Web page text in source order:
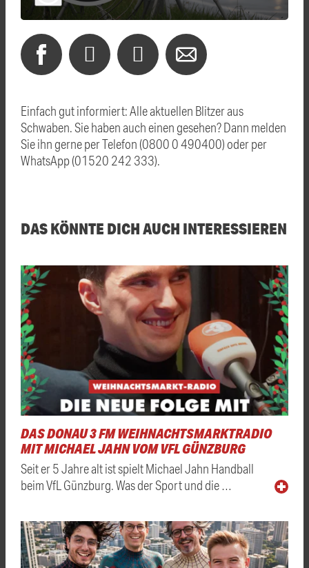
Einfach gut informiert: Alle aktuellen Blitzer aus
Schwaben. Sie haben auch einen gesehen? Dann melden
Sie ihn gerne per Telefon (0800 0 490400) oder per
WhatsApp (01520 242 333).
DAS KÖNNTE DICH AUCH INTERESSIEREN
DAS DONAU 3 FM WEIHNACHTSMARKTRADIO
MIT MICHAEL JAHN VOM VFL GÜNZBURG
Seit er 5 Jahre alt ist spielt Michael Jahn Handball
beim VfL Günzburg. Was der Sport und die …